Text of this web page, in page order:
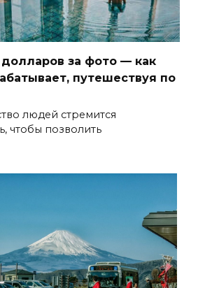
за фото — как
путешествуя по
людей стремится
чтобы позволить